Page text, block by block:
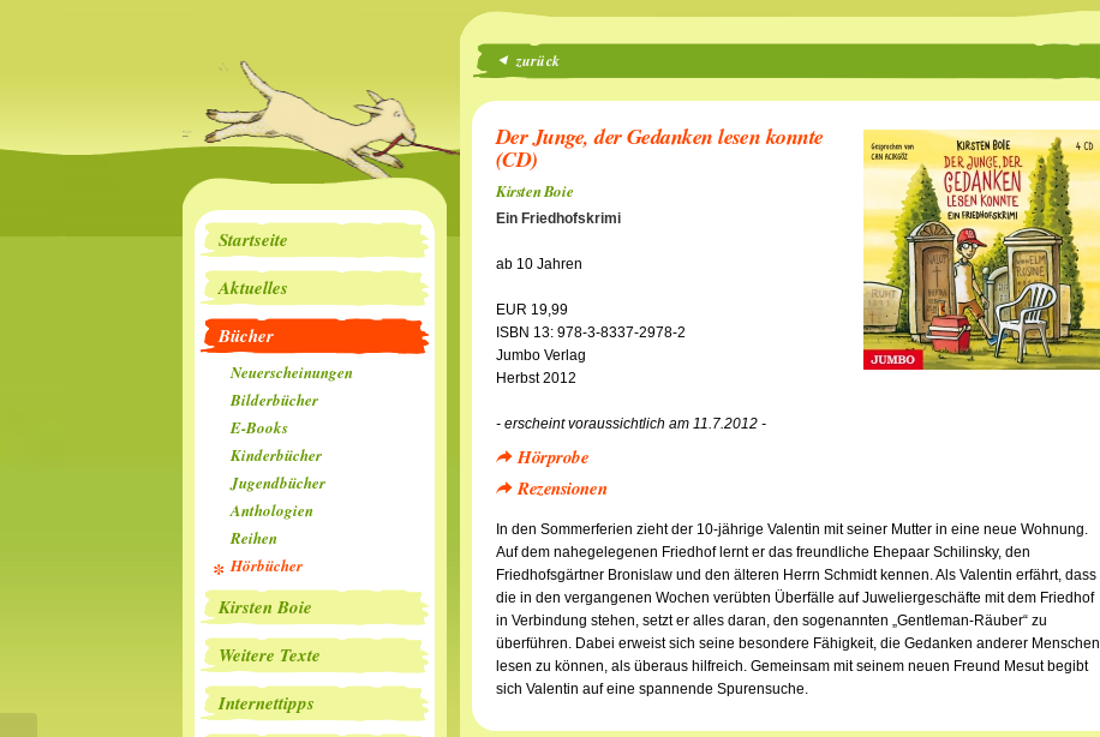
Startseite
Aktuelles
Bücher
Neuerscheinungen
Bilderbücher
E-Books
Kinderbücher
Jugendbücher
Anthologien
Reihen
Hörbücher
Kirsten Boie
Weitere Texte
Internettipps
zurück
Der Junge, der Gedanken lesen konnte
(CD)
Kirsten Boie
Ein Friedhofskrimi
ab 10 Jahren
EUR 19,99
ISBN 13: 978-3-8337-2978-2
Jumbo Verlag
Herbst 2012
- erscheint voraussichtlich am 11.7.2012 -
Hörprobe
Rezensionen
In den Sommerferien zieht der 10-jährige Valentin mit seiner Mutter in eine neue Wohnung.
Auf dem nahegelegenen Friedhof lernt er das freundliche Ehepaar Schilinsky, den
Friedhofsgärtner Bronislaw und den älteren Herrn Schmidt kennen. Als Valentin erfährt, dass
die in den vergangenen Wochen verübten Überfälle auf Juweliergeschäfte mit dem Friedhof
in Verbindung stehen, setzt er alles daran, den sogenannten „Gentleman-Räuber“ zu
überführen. Dabei erweist sich seine besondere Fähigkeit, die Gedanken anderer Menschen
lesen zu können, als überaus hilfreich. Gemeinsam mit seinem neuen Freund Mesut begibt
sich Valentin auf eine spannende Spurensuche.